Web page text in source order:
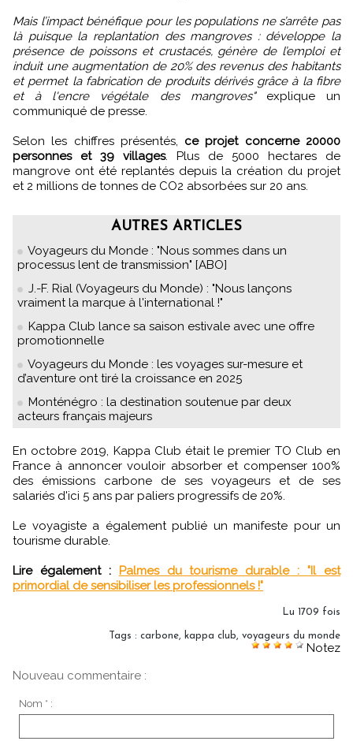
Mais l’impact bénéfique pour les populations ne s’arrête pas
là puisque la replantation des mangroves : développe la
présence de poissons et crustacés, génère de l’emploi et
induit une augmentation de 20% des revenus des habitants
et permet la fabrication de produits dérivés grâce à la fibre
et à l'encre végétale des mangroves"explique un
communiqué de presse.
Selon les chiffres présentés, ce projet concerne 20000
personnes et 39 villages. Plus de 5000 hectares de
mangrove ont été replantés depuis la création du projet
et 2 millions de tonnes de CO2 absorbées sur 20 ans.
AUTRES ARTICLES
Voyageurs du Monde : "Nous sommes dans un
processus lent de transmission" [ABO]
J.-F. Rial (Voyageurs du Monde) : "Nous lançons
vraiment la marque à l'international !"
Kappa Club lance sa saison estivale avec une offre
promotionnelle
Voyageurs du Monde : les voyages sur-mesure et
d’aventure ont tiré la croissance en 2025
Monténégro : la destination soutenue par deux
acteurs français majeurs
En octobre 2019, Kappa Club était le premier TO Club en
France à annoncer vouloir absorber et compenser 100%
des émissions carbone de ses voyageurs et de ses
salariés d'ici 5 ans par paliers progressifs de 20%.
Le voyagiste a également publié un manifeste pour un
tourisme durable.
Lire également :
Palmes du tourisme durable : "Il est
primordial de sensibiliser les professionnels !"
Lu 1709 fois
Tags : carbone, kappa club, voyageurs du monde
Notez
Nouveau commentaire :
Nom * :